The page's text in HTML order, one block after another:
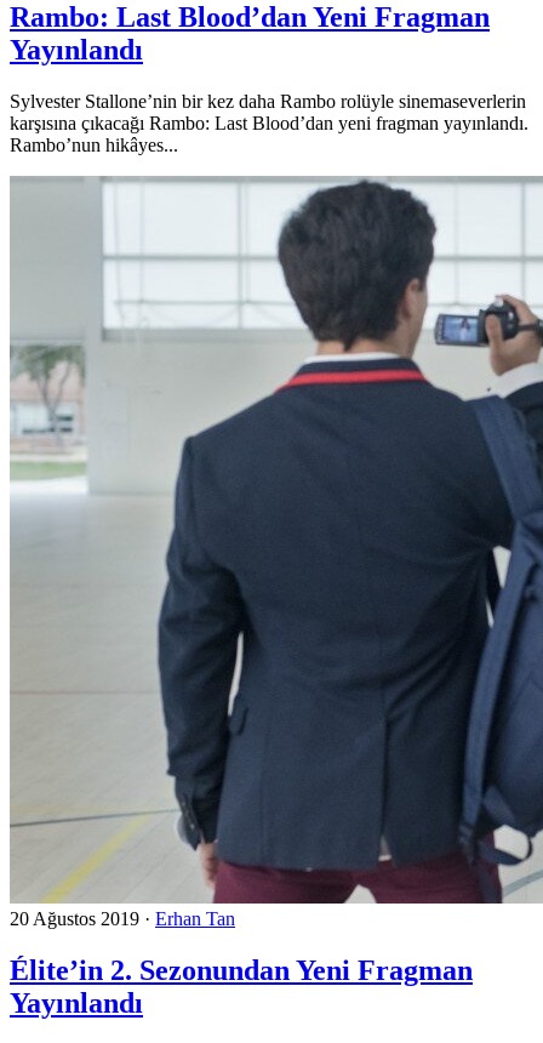
Rambo: Last Blood’dan Yeni Fragman
Yayınlandı
Sylvester Stallone’nin bir kez daha Rambo rolüyle sinemaseverlerin
karşısına çıkacağı Rambo: Last Blood’dan yeni fragman yayınlandı.
Rambo’nun hikâyes...
20 Ağustos 2019 · Erhan Tan
Élite’in 2. Sezonundan Yeni Fragman
Yayınlandı